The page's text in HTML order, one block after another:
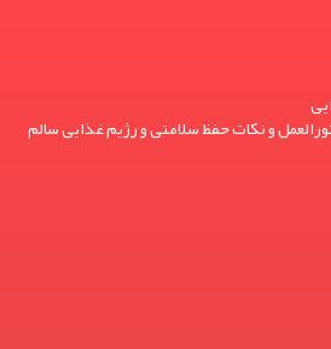
و نکات حفظ سلامتی و رژیم غذایی سالم